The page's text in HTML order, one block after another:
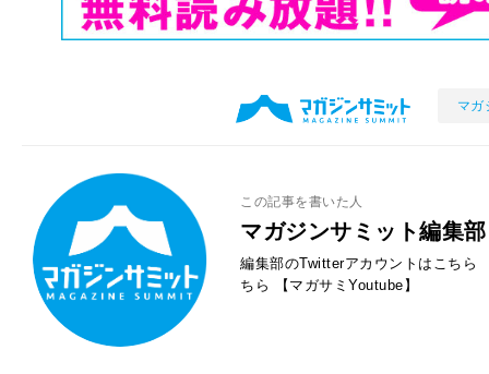
マガ
この記事を書いた人
マガジンサミット編集部
編集部のTwitterアカウントはこちら
ちら
【マガサミYoutube】